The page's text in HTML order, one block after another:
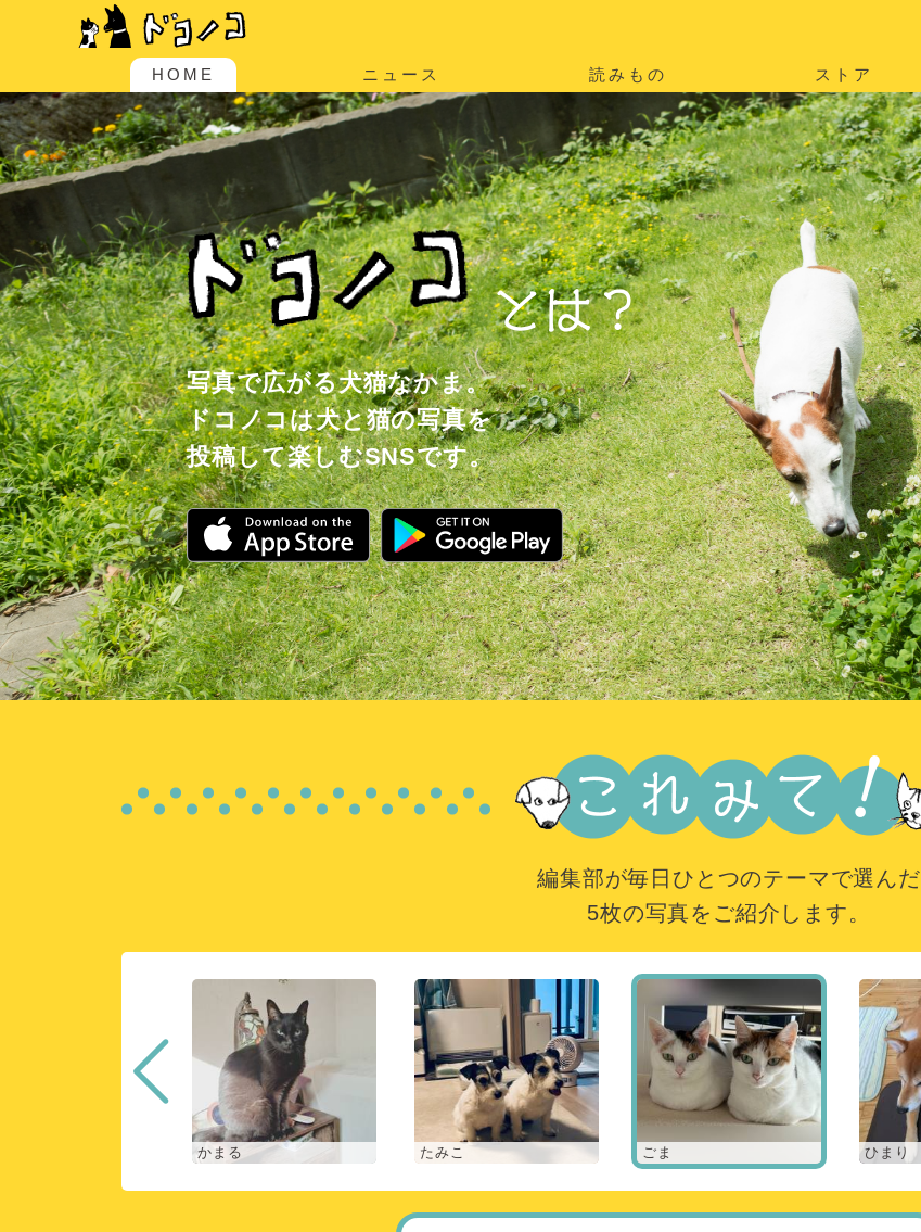
HOME ニュース 読みもの ストア
写真で広がる犬猫なかま。
ドコノコは犬と猫の写真を
投稿して楽しむSNSです。
編集部が毎日ひとつのテーマで選んだ
5枚の写真をご紹介します。
かまる たみこ ごま ひまり